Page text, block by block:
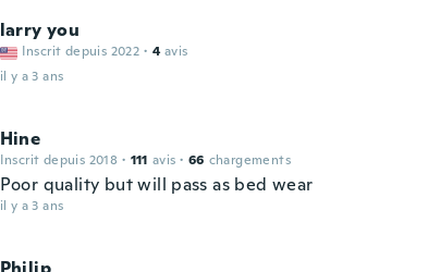
larry you
Inscrit depuis 2022 · 4 avis
il y a 3 ans
Hine
Inscrit depuis 2018 · 111 avis · 66 chargements
Poor quality but will pass as bed wear
il y a 3 ans